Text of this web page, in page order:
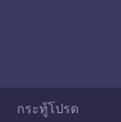
กระทู้โปรด